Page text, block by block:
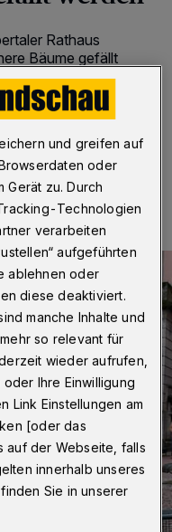
Rathaus
Bäume gefällt
Alle anderen haben
bestanden.
Lesezeit
und greifen auf
oder
Gerät zu. Durch
Technologien
verarbeiten
aufgeführten
ablehnen oder
diese deaktiviert.
manche Inhalte und
so relevant für
wieder aufrufen,
Ihre Einwilligung
Link Einstellungen am
[oder das
auf der Webseite, falls
innerhalb unseres
Sie in unserer